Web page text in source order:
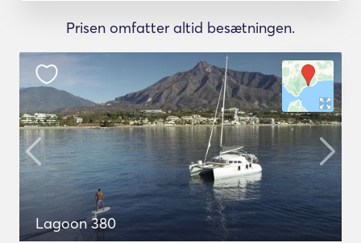
Prisen omfatter altid besætningen.
Lagoon 380